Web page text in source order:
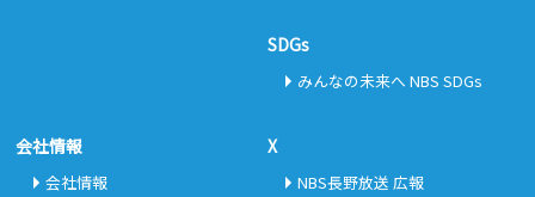
SDGs
みんなの未来へ NBS SDGs
会社情報
会社情報
X
NBS長野放送 広報